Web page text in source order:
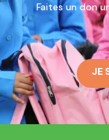
Faites un don
JE